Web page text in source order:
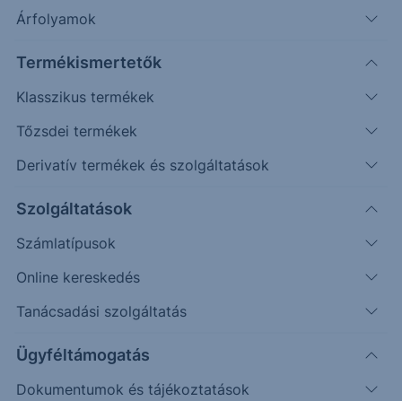
Árfolyamok
Termékismertetők
Klasszikus termékek
Tőzsdei termékek
Derivatív termékek és szolgáltatások
Szolgáltatások
Számlatípusok
Online kereskedés
Tanácsadási szolgáltatás
Ügyféltámogatás
Dokumentumok és tájékoztatások
Keresés
220 találat cikkeink között
Mérsékelt várakozások 2026-ra
A rendkívül erős 2025-ös évet
várakozásokkal futunk neki a 2026-os évnek. Az